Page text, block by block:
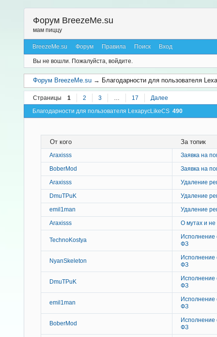
Форум BreezeMe.su
мам пиццу
BreezeMe.su Форум Правила Поиск Вход
Вы не вошли. Пожалуйста, войдите.
Форум BreezeMe.su → Благодарности для пользователя
Страницы 1 2 3 17
Далее
Благодарности для пользователя LexapycLikeCS 490
От кого За топик
Araxisss
Заявка на
BoberMod
Заявка на
Araxisss
Удаление
DmuTPuK
Удаление
emil1man
Удаление
Araxisss
О мутах и не
TechnoKostya
ФЗ
NyanSkeleton
ФЗ
DmuTPuK
ФЗ
emil1man
ФЗ
BoberMod
ФЗ